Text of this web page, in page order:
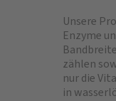
Unsere
Enzyme
zählen
nur die
in